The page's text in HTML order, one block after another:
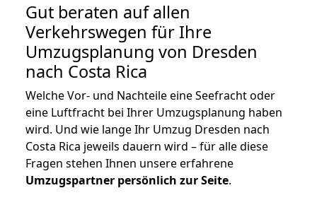
Gut beraten auf allen
Verkehrswegen für Ihre
Umzugsplanung von Dresden
nach Costa Rica
Welche Vor- und Nachteile eine Seefracht oder
eine Luftfracht bei Ihrer Umzugsplanung haben
wird. Und wie lange Ihr Umzug Dresden nach
Costa Rica jeweils dauern wird – für alle diese
Fragen stehen Ihnen unsere erfahrene
Umzugspartner persönlich zur Seite.